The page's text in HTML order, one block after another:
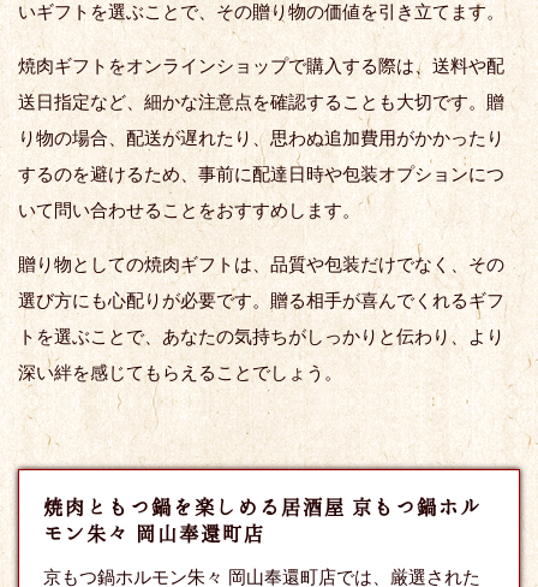
いギフトを選ぶことで、その贈り物の価値を引き立てます。
焼肉ギフトをオンラインショップで購入する際は、送料や配
送日指定など、細かな注意点を確認することも大切です。贈
り物の場合、配送が遅れたり、思わぬ追加費用がかかったり
するのを避けるため、事前に配達日時や包装オプションにつ
いて問い合わせることをおすすめします。
贈り物としての焼肉ギフトは、品質や包装だけでなく、その
選び方にも心配りが必要です。贈る相手が喜んでくれるギフ
トを選ぶことで、あなたの気持ちがしっかりと伝わり、より
深い絆を感じてもらえることでしょう。
焼肉ともつ鍋を楽しめる居酒屋 京もつ鍋ホル
モン朱々 岡山奉還町店
京もつ鍋ホルモン朱々 岡山奉還町店では、厳選された